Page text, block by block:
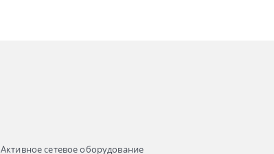
Активное сетевое оборудование